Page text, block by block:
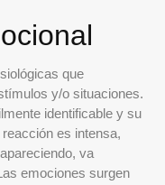
que
y/o situaciones.
identificable y su
es intensa,
va
emociones surgen